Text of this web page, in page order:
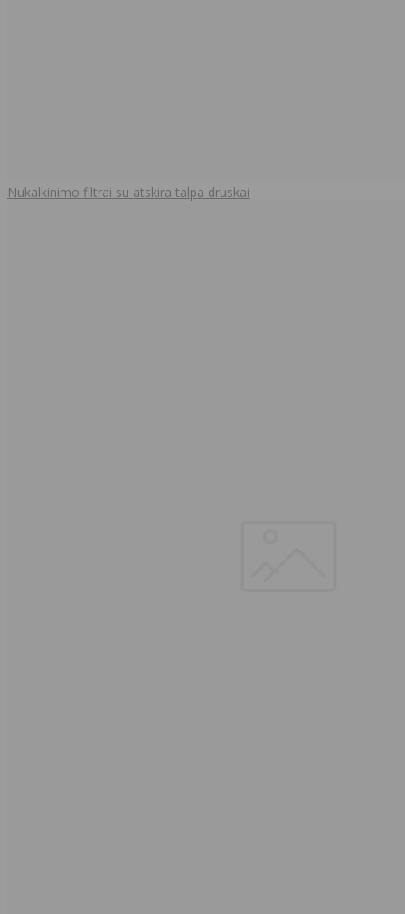
Nukalkinimo filtrai su atskira talpa druskai